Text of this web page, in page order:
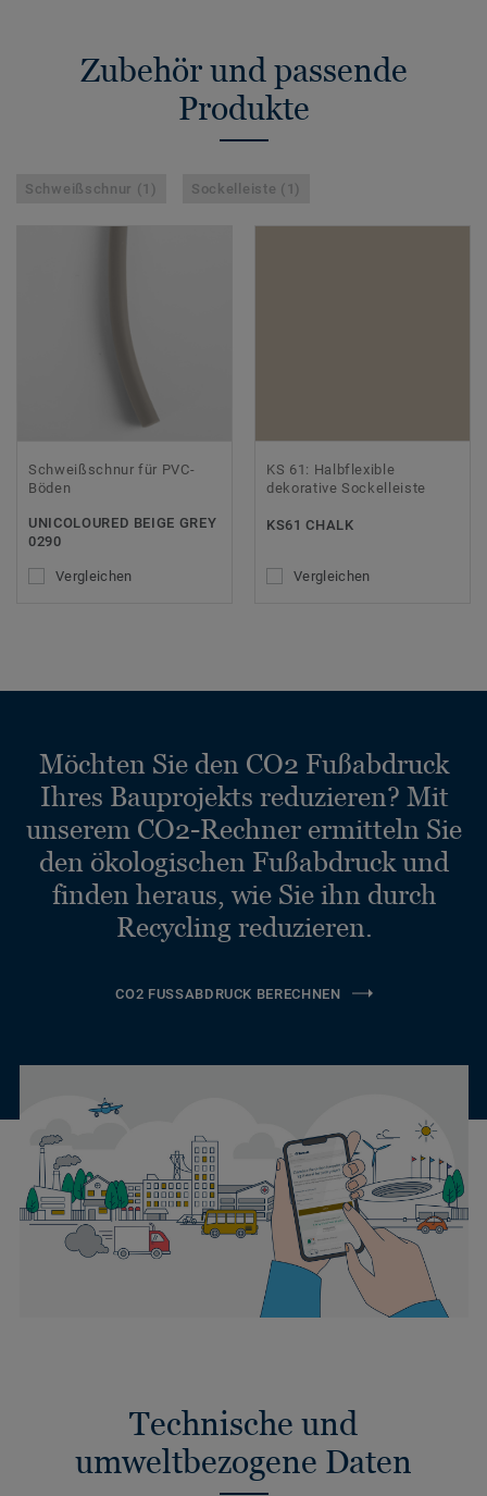
Zubehör und passende
Produkte
Schweißschnur (1) Sockelleiste (1)
Schweißschnur für PVC-
Böden
UNICOLOURED BEIGE GREY
0290
Vergleichen
KS 61: Halbflexible
dekorative Sockelleiste
KS61 CHALK
Vergleichen
Möchten Sie den CO2 Fußabdruck
Ihres Bauprojekts reduzieren? Mit
unserem CO2-Rechner ermitteln Sie
den ökologischen Fußabdruck und
finden heraus, wie Sie ihn durch
Recycling reduzieren.
CO2 FUSSABDRUCK BERECHNEN
Technische und
umweltbezogene Daten